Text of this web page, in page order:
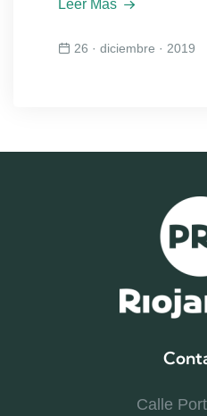
Leer Más
26 · diciembre · 2019
Calle